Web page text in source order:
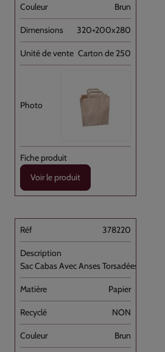
Brun
320+200x280
Carton de 250
Voir le produit
378220
Sac Cabas Avec Anses Torsadées Brun [...]
Papier
NON
Brun